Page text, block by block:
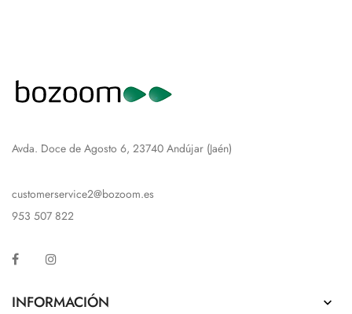
Avda. Doce de Agosto 6, 23740 Andújar (Jaén)
customerservice2@bozoom.es
953 507 822
Facebook
INFORMACIÓN 